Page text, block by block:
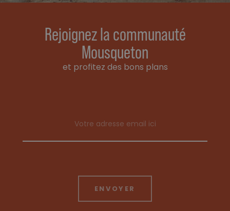
Rejoignez la communauté
Mousqueton
et profitez des bons plans